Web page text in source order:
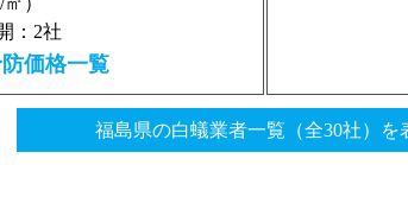
：2社
価格一覧
福島県の白蟻業者一覧（全30社）を